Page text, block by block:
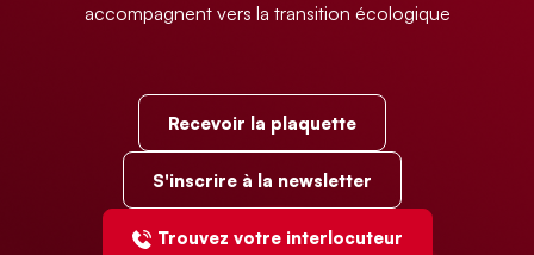
accompagnent vers la transition écologique
Recevoir la plaquette
S'inscrire à la newsletter
Trouvez votre interlocuteur